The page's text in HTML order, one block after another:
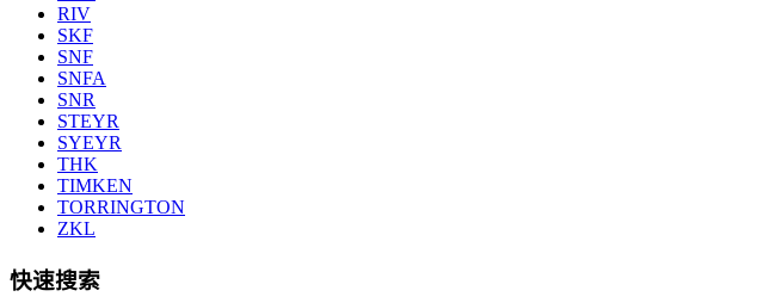
RIV
SKF
SNF
SNFA
SNR
STEYR
SYEYR
THK
TIMKEN
TORRINGTON
ZKL
快速搜索